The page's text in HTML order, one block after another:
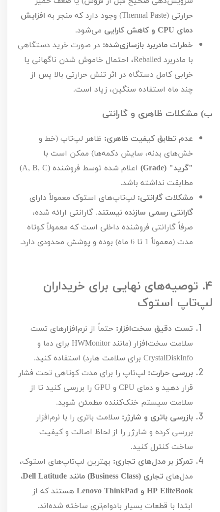
حرارتی (Thermal Paste) وجود دارد که منجر به افزایش
دمای CPU و کاهش کارایی می‌شود.
خطرات مادربرد بازسازی‌شده: در صورت خرید دستگاهی
با مادربرد Reballed، احتمال خاموش شدن ناگهانی یا
خرابی کامل دستگاه در اثر تنش حرارتی بالا پس از
چند ماه استفاده سنگین، زیاد است.
ب) مشکلات ظاهری و گارانتی
عدم تطابق کیفیت ظاهری: ظاهر لپ‌تاپ (خط و
خش‌های بدنه، سایش دکمه‌ها) ممکن است با
"گرید" (Grade
) اعلام شده توسط فروشنده (A, B, C
)
مطابقت نداشته باشد.
مشکلات گارانتی: لپ‌تاپ‌های استوک معمولاً دارای
گارانتی رسمی سازنده نیستند. گارانتی ارائه شده،
صرفاً گارانتی فروشنده داخلی است که معمولاً کوتاه
مدت (معمولاً 1 تا 6 ماه) بوده و پوشش محدودی دارد.
۴. توصیه‌های نهایی برای خریداران
لپ‌تاپ استوک
تست دقیق سخت‌افزار: حتماً از نرم‌افزارهای تست
سلامت سخت‌افزار (مانندHWMonitor برای دما و
CrystalDiskInfo برای سلامت هارد) استفاده کنید.
بررسی حرارت: لپ‌تاپ را برای مدت کوتاهی تحت فشار
قرار دهید و دمای CPU و GPU را بررسی کنید تا از
سلامت سیستم خنک‌کننده مطمئن شوید.
بازرسی باتری و شارژر: سلامت باتری را با نرم‌افزار
بررسی کرده و شارژر را از لحاظ اصالت و کیفیت
ساخت کنترل کنید.
تمرکز بر مدل‌های تجاری: بهترین لپ‌تاپ‌های استوک،
مدل‌های تجاری (Business Class) مانند Dell Latitude،
HP EliteBook و Lenovo ThinkPad هستند که از
ابتدا با قطعات بسیار بادوام‌تری ساخته شده‌اند.